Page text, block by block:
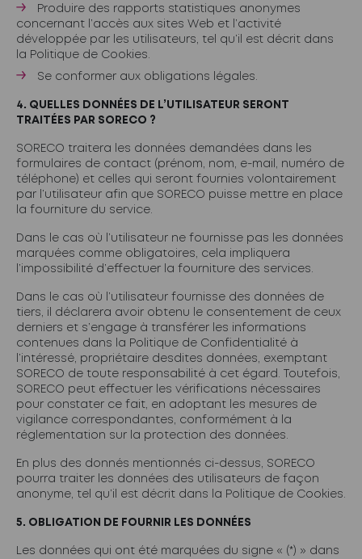
Produire des rapports statistiques anonymes
concernant l’accès aux sites Web et l’activité
développée par les utilisateurs, tel qu’il est décrit dans
la Politique de Cookies.
Se conformer aux obligations légales.
4. QUELLES DONNÉES DE L’UTILISATEUR SERONT
TRAITÉES PAR SORECO ?
SORECO traitera les données demandées dans les
formulaires de contact (prénom, nom, e-mail, numéro de
téléphone) et celles qui seront fournies volontairement
par l’utilisateur afin que SORECO puisse mettre en place
la fourniture du service.
Dans le cas où l’utilisateur ne fournisse pas les données
marquées comme obligatoires, cela impliquera
l’impossibilité d’effectuer la fourniture des services.
Dans le cas où l’utilisateur fournisse des données de
tiers, il déclarera avoir obtenu le consentement de ceux
derniers et s’engage à transférer les informations
contenues dans la Politique de Confidentialité à
l’intéressé, propriétaire desdites données, exemptant
SORECO de toute responsabilité à cet égard. Toutefois,
SORECO peut effectuer les vérifications nécessaires
pour constater ce fait, en adoptant les mesures de
vigilance correspondantes, conformément à la
réglementation sur la protection des données.
En plus des donnés mentionnés ci-dessus, SORECO
pourra traiter les données des utilisateurs de façon
anonyme, tel qu’il est décrit dans la Politique de Cookies.
5. OBLIGATION DE FOURNIR LES DONNÉES
Les données qui ont été marquées du signe « (*) » dans